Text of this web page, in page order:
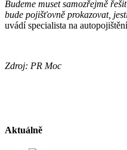
Budeme muset samozřejmě
bude pojišťovně prokazovat,
uvádí specialista na
Zdroj: PR Moc
Aktuálně